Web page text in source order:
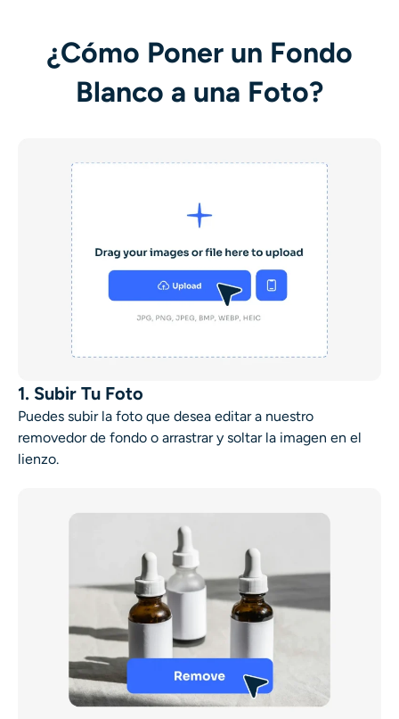
¿Cómo Poner un Fondo
Blanco a una Foto?
1. Subir Tu Foto
Puedes subir la foto que desea editar a nuestro
removedor de fondo o arrastrar y soltar la imagen en el
lienzo.